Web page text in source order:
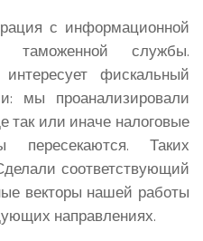
с информационной
таможенной службы.
фискальный
мы проанализировали
так или иначе налоговые
Таких
соответствующий
векторы нашей работы
направлениях.